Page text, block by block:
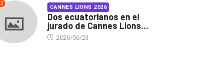
3 CANNES LIONS 2026
Dos ecuatorianos en el
jurado de Cannes Lions...
2026/06/23